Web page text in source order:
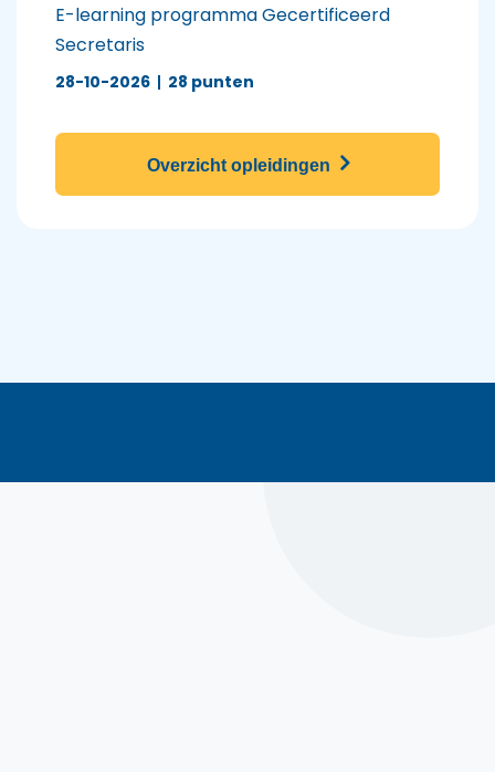
E-learning programma Gecertificeerd
Secretaris
28-10-2026 | 28 punten
Overzicht opleidingen